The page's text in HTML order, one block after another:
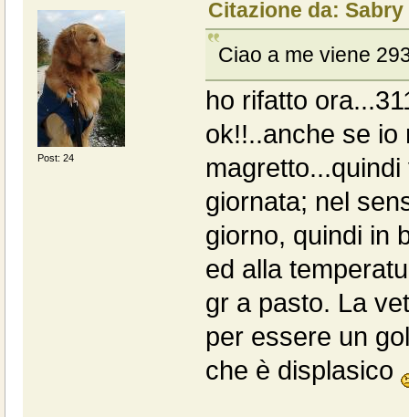
Post: 24
Citazione da: Sabry
Ciao a me viene
ho rifatto
ok!!..anche se io
giornata; nel
giorno, quindi in
ed alla
gr a pasto. La
per essere un
che è displasico